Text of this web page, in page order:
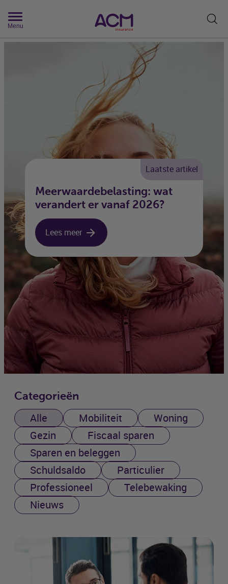
Menu
Laatste artikel
Meerwaardebelasting: wat
verandert er vanaf 2026?
Lees meer
Categorieën
Alle Mobiliteit
Woning
Gezin
Fiscaal sparen
Sparen en beleggen
Schuldsaldo
Particulier
Professioneel
Telebewaking
Nieuws